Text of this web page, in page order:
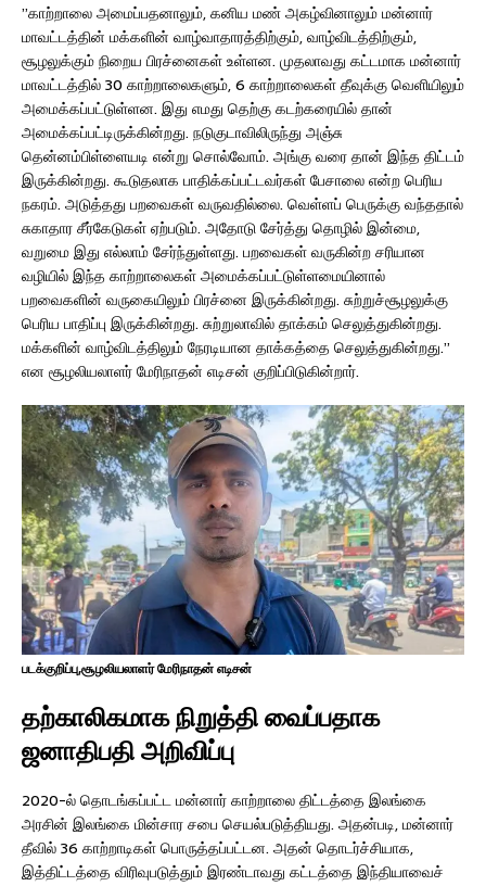
”காற்றாலை அமைப்பதனாலும், கனிய மண் அகழ்வினாலும் மன்னார்
மாவட்டத்தின் மக்களின் வாழ்வாதாரத்திற்கும், வாழ்விடத்திற்கும்,
சூழலுக்கும் நிறைய பிரச்னைகள் உள்ளன. முதலாவது கட்டமாக மன்னார்
மாவட்டத்தில் 30 காற்றாலைகளும், 6 காற்றாலைகள் தீவுக்கு வெளியிலும்
அமைக்கப்பட்டுள்ளன. இது எமது தெற்கு கடற்கரையில் தான்
அமைக்கப்பட்டிருக்கின்றது. நடுகுடாவிலிருந்து அஞ்சு
தென்னம்பிள்ளையடி என்று சொல்வோம். அங்கு வரை தான் இந்த திட்டம்
இருக்கின்றது. கூடுதலாக பாதிக்கப்பட்டவர்கள் பேசாலை என்ற பெரிய
நகரம். அடுத்தது பறவைகள் வருவதில்லை. வெள்ளப் பெருக்கு வந்ததால்
சுகாதார சீர்கேடுகள் ஏற்படும். அதோடு சேர்த்து தொழில் இன்மை,
வறுமை இது எல்லாம் சேர்ந்துள்ளது. பறவைகள் வருகின்ற சரியான
வழியில் இந்த காற்றாலைகள் அமைக்கப்பட்டுள்ளமையினால்
பறவைகளின் வருகையிலும் பிரச்னை இருக்கின்றது. சுற்றுச்சூழலுக்கு
பெரிய பாதிப்பு இருக்கின்றது. சுற்றுலாவில் தாக்கம் செலுத்துகின்றது.
மக்களின் வாழ்விடத்திலும் நேரடியான தாக்கத்தை செலுத்துகின்றது.”
என சூழலியலாளர் மேரிநாதன் எடிசன் குறிப்பிடுகின்றார்.
படக்குறிப்பு,சூழலியலாளர் மேரிநாதன் எடிசன்
தற்காலிகமாக நிறுத்தி வைப்பதாக
ஜனாதிபதி அறிவிப்பு
2020-ல் தொடங்கப்பட்ட மன்னார் காற்றாலை திட்டத்தை இலங்கை
அரசின் இலங்கை மின்சார சபை செயல்படுத்தியது. அதன்படி, மன்னார்
தீவில் 36 காற்றாடிகள் பொருத்தப்பட்டன. அதன் தொடர்ச்சியாக,
இத்திட்டத்தை விரிவுபடுத்தும் இரண்டாவது கட்டத்தை இந்தியாவைச்